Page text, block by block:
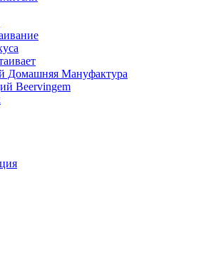
Домашняя Мануфактура
Beervingem